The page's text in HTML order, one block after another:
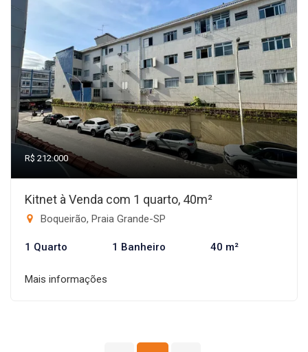
R$ 212.000
Kitnet à Venda com 1 quarto, 40m²
Boqueirão, Praia Grande-SP
1 Quarto 1 Banheiro 40 m²
Mais informações